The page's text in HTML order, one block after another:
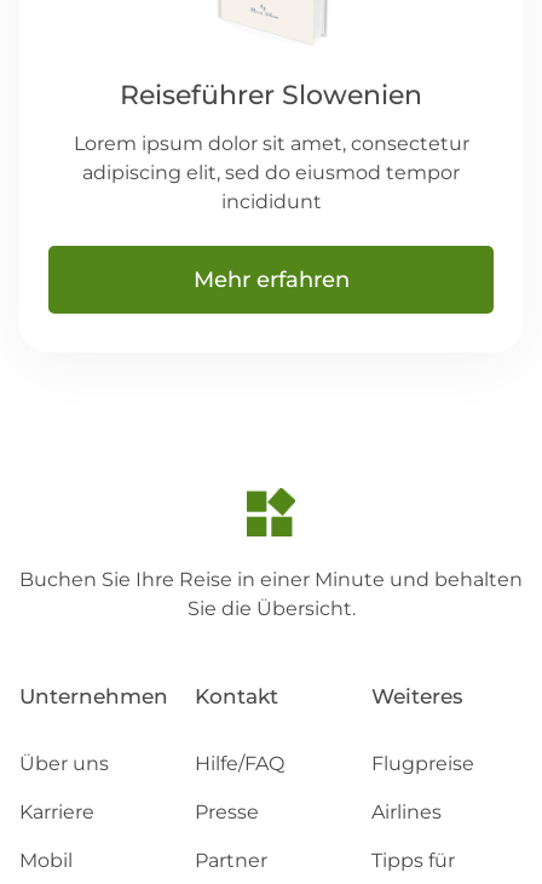
Reiseführer Slowenien
Lorem ipsum dolor sit amet, consectetur
adipiscing elit, sed do eiusmod tempor
incididunt
Mehr erfahren
Buchen Sie Ihre Reise in einer Minute und behalten
Sie die Übersicht.
Unternehmen
Über uns
Karriere
Mobil
Kontakt
Hilfe/FAQ
Presse
Partner
Weiteres
Flugpreise
Airlines
Tipps für